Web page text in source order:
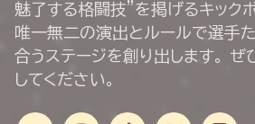
魅了する格闘技”を掲げるキックボ
唯一無二の演出とルールで選手
合うステージを創り出します。 ぜ
してください。